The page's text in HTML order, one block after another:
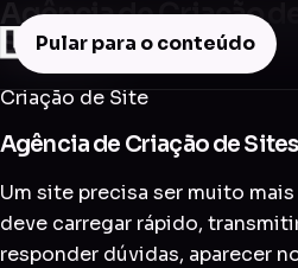
Pular para o conteúdo
Agência de Criação de
Saltinho
Criação de Site
Agência de Criação de
Um site precisa ser muito
deve carregar rápido,
responder dúvidas, aparecer